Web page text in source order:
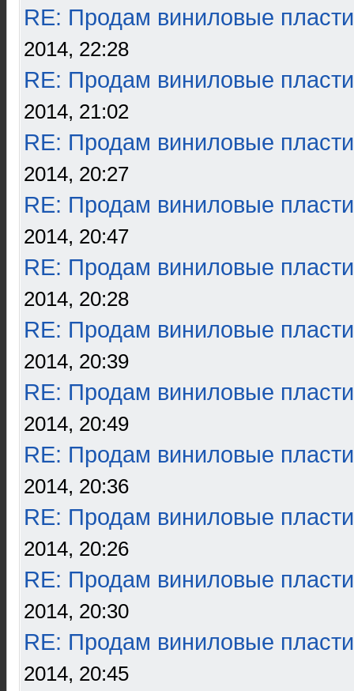
RE: Продам виниловые
2014, 22:28
RE: Продам виниловые
2014, 21:02
RE: Продам виниловые
2014, 20:27
RE: Продам виниловые
2014, 20:47
RE: Продам виниловые
2014, 20:28
RE: Продам виниловые
2014, 20:39
RE: Продам виниловые
2014, 20:49
RE: Продам виниловые
2014, 20:36
RE: Продам виниловые
2014, 20:26
RE: Продам виниловые
2014, 20:30
RE: Продам виниловые
2014, 20:45